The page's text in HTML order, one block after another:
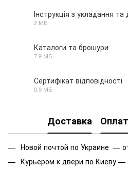
Інструкція з укладання та
2 МБ
Каталоги та брошури
7.9 МБ
Сертифікат відповідності
0.9 МБ
Доставка
Новой почтой по Украине —
Курьером к двери по Киеву —